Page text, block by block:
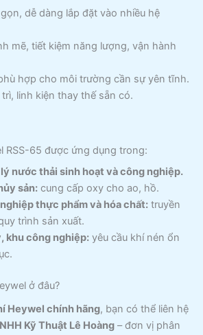
dễ dàng lắp đặt vào nhiều hệ
mẽ, tiết kiệm năng lượng, vận hành
hợp cho môi trường cần sự yên tĩnh.
linh kiện thay thế sẵn có.
RSS-65 được ứng dụng trong:
nước thải sinh hoạt và công nghiệp.
sản:cung cấp oxy cho ao, hồ.
thực phẩm và hóa chất:truyền
trình sản xuất.
khu công nghiệp:yêu cầu khí nén ổn
ở đâu?
Heywel chính hãng, bạn có thể liên hệ
Kỹ Thuật Lê Hoàng – đơn vị phân